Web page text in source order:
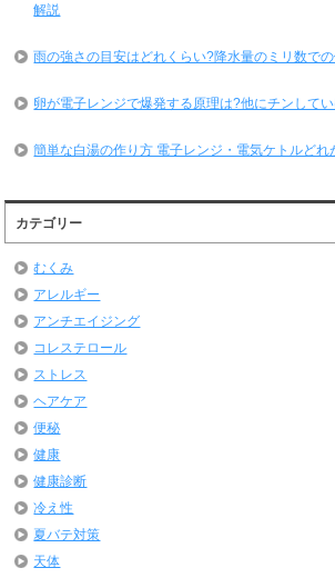
解説
雨の強さの目安はどれくらい?降水量のミリ数で
卵が電子レンジで爆発する原理は?他にチンして
簡単な白湯の作り方 電子レンジ・電気ケトルどれ
カテゴリー
むくみ
アレルギー
アンチエイジング
コレステロール
ストレス
ヘアケア
便秘
健康
健康診断
冷え性
夏バテ対策
天体